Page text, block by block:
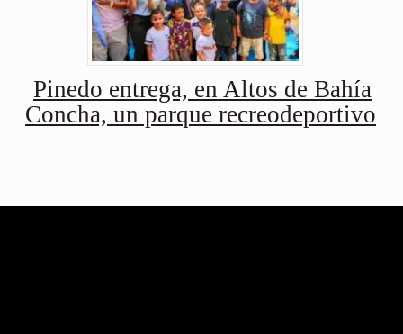
Pinedo entrega, en Altos de Bahía
Concha, un parque recreodeportivo